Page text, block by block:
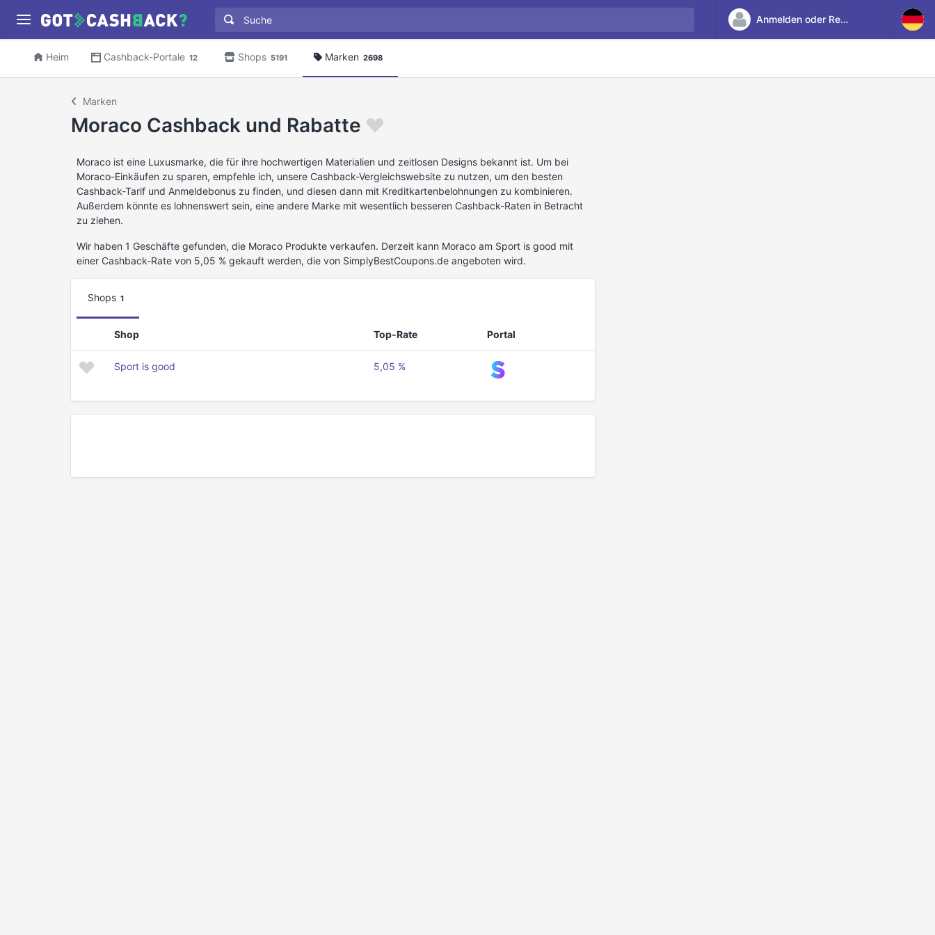
Anmelden oder Registrieren
Heim Cashback-Portale 12 Shops 5191 Marken 2698
Marken
Moraco Cashback und Rabatte
Moraco ist eine Luxusmarke, die für ihre hochwertigen Materialien und zeitlosen Designs bekannt ist. Um bei
Moraco-Einkäufen zu sparen, empfehle ich, unsere Cashback-Vergleichswebsite zu nutzen, um den besten
Cashback-Tarif und Anmeldebonus zu finden, und diesen dann mit Kreditkartenbelohnungen zu kombinieren.
Außerdem könnte es lohnenswert sein, eine andere Marke mit wesentlich besseren Cashback-Raten in Betracht
zu ziehen.
Wir haben 1 Geschäfte gefunden, die Moraco Produkte verkaufen. Derzeit kann Moraco am Sport is good mit
einer Cashback-Rate von 5,05 % gekauft werden, die von SimplyBestCoupons.de angeboten wird.
Shops 1
Shop Top-Rate Portal
Sport is good 5,05 %